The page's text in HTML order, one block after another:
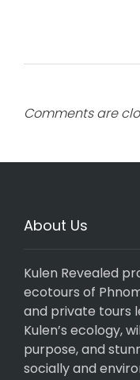
Comments are
About Us
Kulen Revealed
ecotours of
and private tours
Kulen’s ecology,
purpose, and
socially and